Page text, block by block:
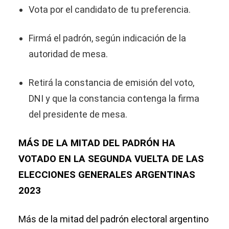
Vota por el candidato de tu preferencia.
Firmá el padrón, según indicación de la
autoridad de mesa.
Retirá la constancia de emisión del voto,
DNI y que la constancia contenga la firma
del presidente de mesa.
MÁS DE LA MITAD DEL PADRÓN HA
VOTADO EN LA SEGUNDA VUELTA DE LAS
ELECCIONES GENERALES ARGENTINAS
2023
Más de la mitad del padrón electoral argentino